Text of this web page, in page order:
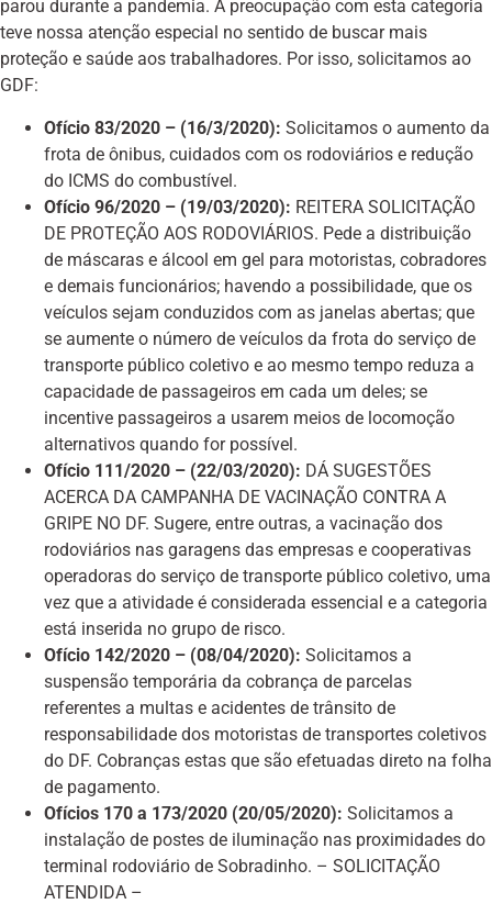
parou durante a pandemia. A preocupação com esta categoria
teve nossa atenção especial no sentido de buscar mais
proteção e saúde aos trabalhadores. Por isso, solicitamos ao
GDF:
Ofício 83/2020 – (16/3/2020): Solicitamos o aumento da
frota de ônibus, cuidados com os rodoviários e redução
do ICMS do combustível.
Ofício 96/2020 – (19/03/2020): REITERA SOLICITAÇÃO
DE PROTEÇÃO AOS RODOVIÁRIOS. Pede a distribuição
de máscaras e álcool em gel para motoristas, cobradores
e demais funcionários; havendo a possibilidade, que os
veículos sejam conduzidos com as janelas abertas; que
se aumente o número de veículos da frota do serviço de
transporte público coletivo e ao mesmo tempo reduza a
capacidade de passageiros em cada um deles; se
incentive passageiros a usarem meios de locomoção
alternativos quando for possível.
Ofício 111/2020 – (22/03/2020): DÁ SUGESTÕES
ACERCA DA CAMPANHA DE VACINAÇÃO CONTRA A
GRIPE NO DF. Sugere, entre outras, a vacinação dos
rodoviários nas garagens das empresas e cooperativas
operadoras do serviço de transporte público coletivo, uma
vez que a atividade é considerada essencial e a categoria
está inserida no grupo de risco.
Ofício 142/2020 – (08/04/2020): Solicitamos a
suspensão temporária da cobrança de parcelas
referentes a multas e acidentes de trânsito de
responsabilidade dos motoristas de transportes coletivos
do DF. Cobranças estas que são efetuadas direto na folha
de pagamento.
Ofícios 170 a 173/2020 (20/05/2020): Solicitamos a
instalação de postes de iluminação nas proximidades do
terminal rodoviário de Sobradinho. – SOLICITAÇÃO
ATENDIDA –